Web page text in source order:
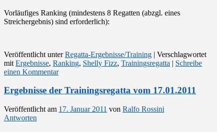
Vorläufiges Ranking (mindestens 8 Regatten (abzgl. eines
Streichergebnis) sind erforderlich):
Veröffentlicht unter Regatta-Ergebnisse/Training | Verschlagwortet
mit Ergebnisse, Ranking, Shelly Fizz, Trainingsregatta | Schreibe
einen Kommentar
Ergebnisse der Trainingsregatta vom 17.01.2011
Veröffentlicht am 17. Januar 2011 von Ralfo Rossini
Antworten